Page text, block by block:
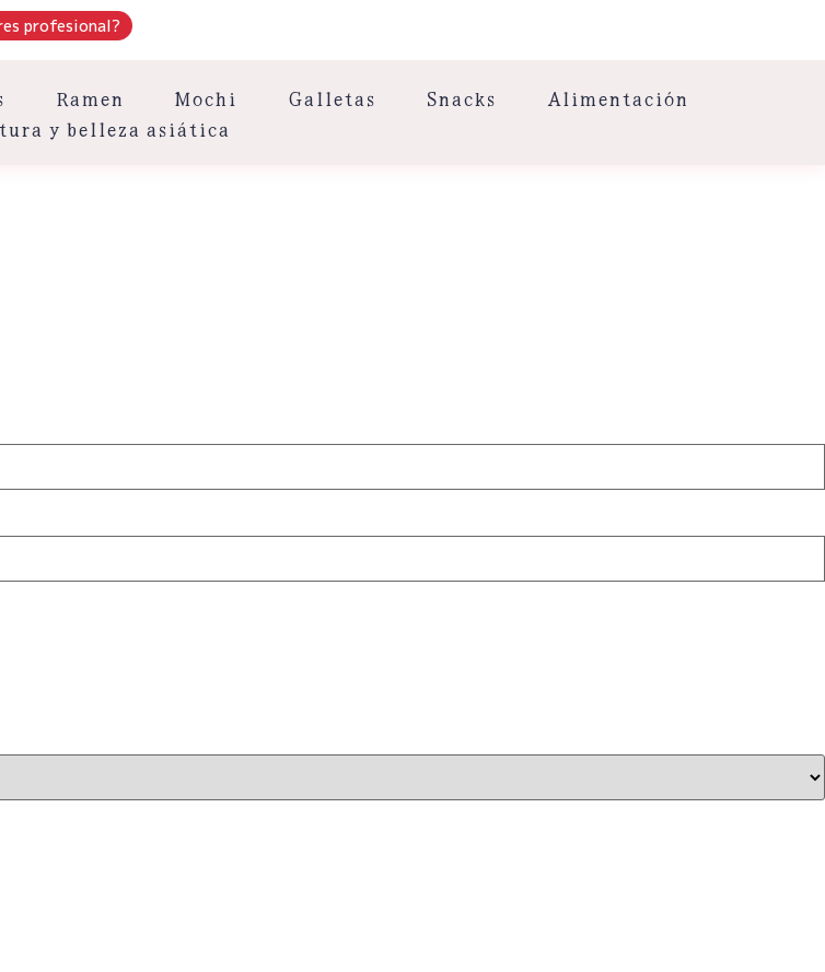
profesional?
Ramen Mochi Galletas Snacks
Alimentación
y belleza asiática